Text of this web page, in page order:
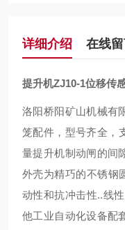
详细介绍 在线
提升机ZJ10-1位移传
洛阳桥阳矿山机械有
笼配件，型号齐全，
量提升机制动闸的间
外壳为精巧的不锈钢
动性和抗冲击性..线
他工业自动化设备配